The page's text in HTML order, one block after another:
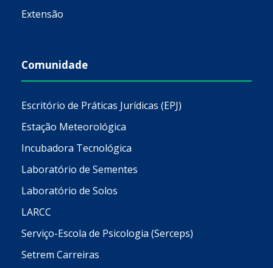
Extensão
Comunidade
Escritório de Práticas Jurídicas (EPJ)
Estação Meteorológica
Incubadora Tecnológica
Laboratório de Sementes
Laboratório de Solos
LARCC
Serviço-Escola de Psicologia (Serceps)
Setrem Carreiras